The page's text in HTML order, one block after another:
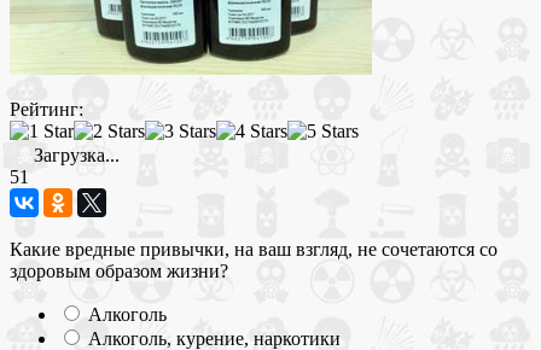
Рейтинг:
Загрузка...
51
Какие вредные привычки, на ваш взгляд, не сочетаются со
здоровым образом жизни?
Алкоголь
Алкоголь, курение, наркотики